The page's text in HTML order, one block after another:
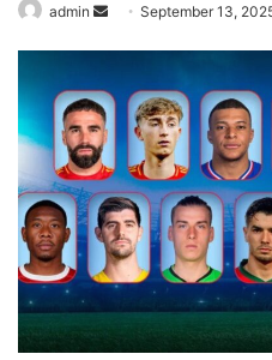
admin
d
a
e
m
a
i
l
September 13,